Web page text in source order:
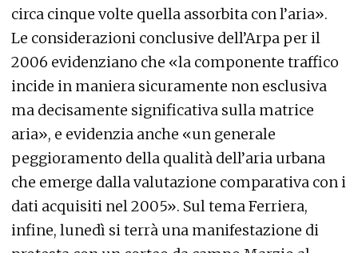
circa cinque volte quella assorbita con l’aria».
Le considerazioni conclusive dell’Arpa per il
2006 evidenziano che «la componente traffico
incide in maniera sicuramente non esclusiva
ma decisamente significativa sulla matrice
aria», e evidenzia anche «un generale
peggioramento della qualità dell’aria urbana
che emerge dalla valutazione comparativa con i
dati acquisiti nel 2005». Sul tema Ferriera,
infine, lunedì si terrà una manifestazione di